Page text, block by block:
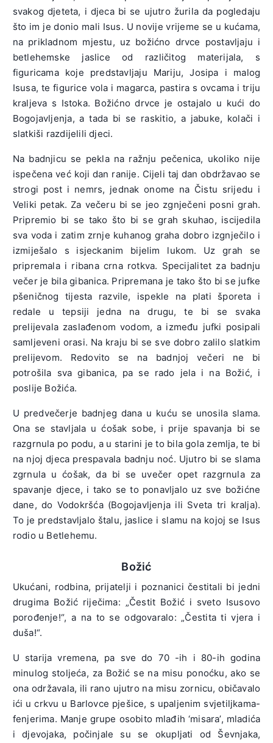
svakog djeteta, i djeca bi se ujutro žurila da pogledaju
što im je donio mali Isus. U novije vrijeme se u kućama,
na prikladnom mjestu, uz božićno drvce postavljaju i
betlehemske jaslice od različitog materijala, s
figuricama koje predstavljaju Mariju, Josipa i malog
Isusa, te figurice vola i magarca, pastira s ovcama i triju
kraljeva s Istoka. Božićno drvce je ostajalo u kući do
Bogojavljenja, a tada bi se raskitio, a jabuke, kolači i
slatkiši razdijelili djeci.
Na badnjicu se pekla na ražnju pečenica, ukoliko nije
ispečena već koji dan ranije. Cijeli taj dan obdržavao se
strogi post i nemrs, jednak onome na Čistu srijedu i
Veliki petak. Za večeru bi se jeo zgnječeni posni grah.
Pripremio bi se tako što bi se grah skuhao, iscijedila
sva voda i zatim zrnje kuhanog graha dobro izgnječilo i
izmiješalo s isjeckanim bijelim lukom. Uz grah se
pripremala i ribana crna rotkva. Specijalitet za badnju
večer je bila gibanica. Pripremana je tako što bi se jufke
pšeničnog tijesta razvile, ispekle na plati šporeta i
redale u tepsiji jedna na drugu, te bi se svaka
prelijevala zaslađenom vodom, a između jufki posipali
samljeveni orasi. Na kraju bi se sve dobro zalilo slatkim
prelijevom. Redovito se na badnjoj večeri ne bi
potrošila sva gibanica, pa se rado jela i na Božić, i
poslije Božića.
U predvečerje badnjeg dana u kuću se unosila slama.
Ona se stavljala u ćošak sobe, i prije spavanja bi se
razgrnula po podu, a u starini je to bila gola zemlja, te bi
na njoj djeca prespavala badnju noć. Ujutro bi se slama
zgrnula u ćošak, da bi se uvečer opet razgrnula za
spavanje djece, i tako se to ponavljalo uz sve božićne
dane, do Vodokršća (Bogojavljenja ili Sveta tri kralja).
To je predstavljalo štalu, jaslice i slamu na kojoj se Isus
rodio u Betlehemu.
Božić
Ukućani, rodbina, prijatelji i poznanici čestitali bi jedni
drugima Božić riječima: „Čestit Božić i sveto Isusovo
porođenje!“, a na to se odgovaralo: „Čestita ti vjera i
duša!“.
U starija vremena, pa sve do 70 -ih i 80-ih godina
minulog stoljeća, za Božić se na misu ponoćku, ako se
ona održavala, ili rano ujutro na misu zornicu, običavalo
ići u crkvu u Barlovce pješice, s upaljenim svjetiljkama-
fenjerima. Manje grupe osobito mlađih ‘misara’, mladića
i djevojaka, počinjale su se okupljati od Ševnjaka,